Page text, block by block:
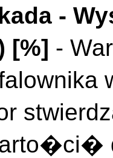
-
[%] -